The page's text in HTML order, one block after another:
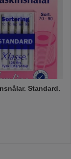
Standard.